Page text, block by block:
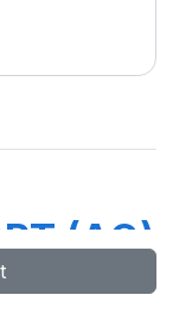
(AO)